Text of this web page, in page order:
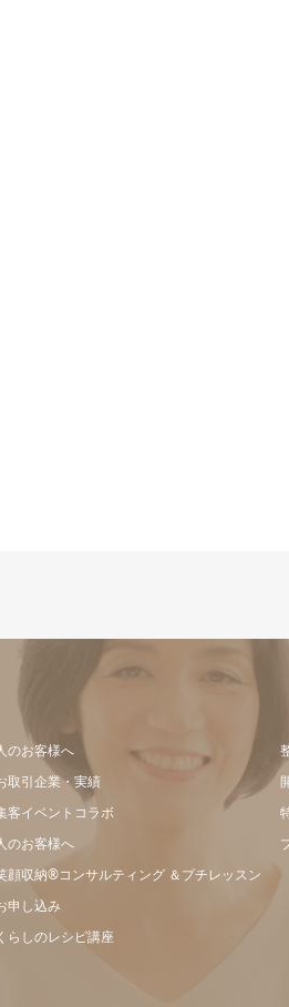
のお客様へ
取引企業・実績
客イベントコラボ
のお客様へ
顔収納®コンサルティング ＆プチレッスン
申し込み
らしのレシピ講座